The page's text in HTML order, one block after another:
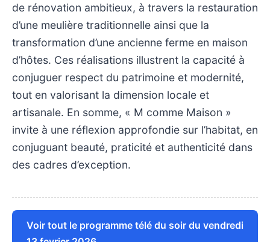
de rénovation ambitieux, à travers la restauration
d’une meulière traditionnelle ainsi que la
transformation d’une ancienne ferme en maison
d’hôtes. Ces réalisations illustrent la capacité à
conjuguer respect du patrimoine et modernité,
tout en valorisant la dimension locale et
artisanale. En somme, « M comme Maison »
invite à une réflexion approfondie sur l’habitat, en
conjuguant beauté, praticité et authenticité dans
des cadres d’exception.
Voir tout le programme télé du soir du vendredi